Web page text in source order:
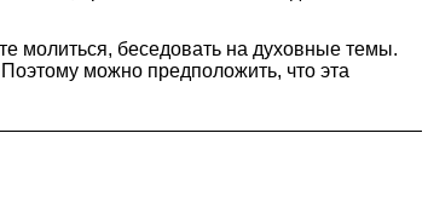
молиться, беседовать на духовные темы.
можно предположить, что эта